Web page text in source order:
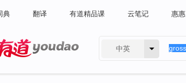
典 翻译 有道精品课 云笔记 惠惠
中英